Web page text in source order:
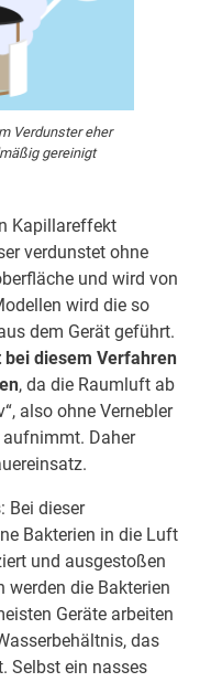
Verdunster eher
gereinigt
Kapillareffekt
verdunstet ohne
und wird von
wird die so
dem Gerät geführt.
diesem Verfahren
, da die Raumluft ab
also ohne Vernebler
aufnimmt. Daher
Bei dieser
Bakterien in die Luft
und ausgestoßen
werden die Bakterien
Geräte arbeiten
das
Selbst ein nasses